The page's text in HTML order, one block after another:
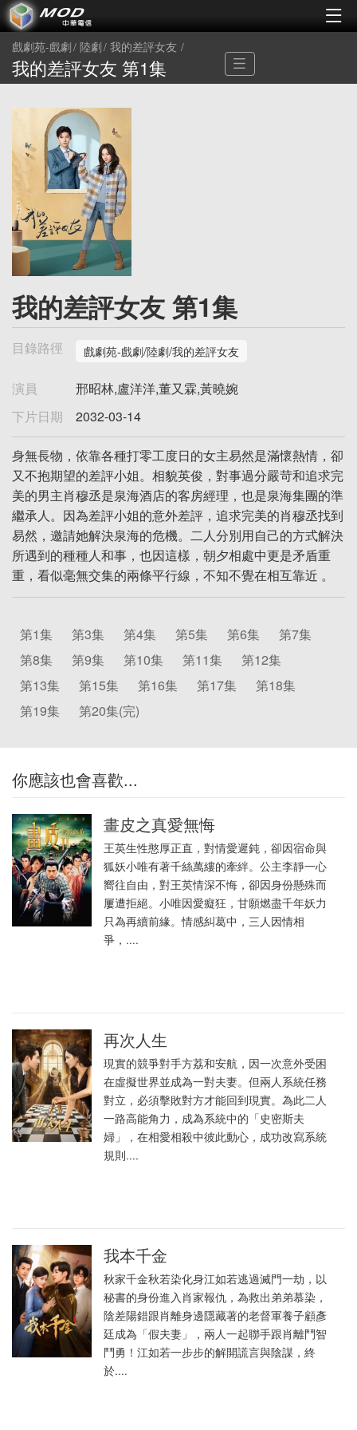
戲劇苑-戲劇 陸劇 我的差評女友
我的差評女友 第1集
我的差評女友 第1集
目錄路徑 戲劇苑-戲劇/陸劇/我的差評女友
演員
邢昭林,盧洋洋,董又霖,黃曉婉
下片日期
2032-03-14
身無長物，依靠各種打零工度日的女主易然是滿懷熱情，卻
又不抱期望的差評小姐。相貌英俊，對事過分嚴苛和追求完
美的男主肖穆丞是泉海酒店的客房經理，也是泉海集團的準
繼承人。因為差評小姐的意外差評，追求完美的肖穆丞找到
易然，邀請她解決泉海的危機。二人分別用自己的方式解決
所遇到的種種人和事，也因這樣，朝夕相處中更是矛盾重
重，看似毫無交集的兩條平行線，不知不覺在相互靠近 。
第1集 第3集 第4集 第5集 第6集
第7集
第8集
第9集 第10集 第11集
第12集
第13集
第15集 第16集 第17集
第18集
第19集
第20集(完)
你應該也會喜歡...
畫皮之真愛無悔
王英生性憨厚正直，對情愛遲鈍，卻因宿命與
狐妖小唯有著千絲萬縷的牽絆。公主李靜一心
嚮往自由，對王英情深不悔，卻因身份懸殊而
屢遭拒絕。小唯因愛癡狂，甘願燃盡千年妖力
只為再續前緣。情感糾葛中，三人因情相
爭，....
再次人生
現實的競爭對手方荔和安航，因一次意外受困
在虛擬世界並成為一對夫妻。但兩人系統任務
對立，必須擊敗對方才能回到現實。為此二人
一路高能角力，成為系統中的「史密斯夫
婦」，在相愛相殺中彼此動心，成功改寫系統
規則....
我本千金
秋家千金秋若染化身江如若逃過滅門一劫，以
秘書的身份進入肖家報仇，為救出弟弟慕染，
陰差陽錯跟肖離身邊隱藏著的老督軍養子顧彥
廷成為「假夫妻」，兩人一起聯手跟肖離鬥智
鬥勇！江如若一步步的解開謊言與陰謀，終
於....